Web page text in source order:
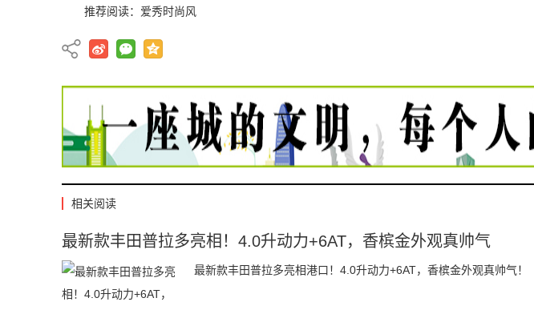
推荐阅读： 爱秀时尚风
相关阅读
最新款丰田普拉多亮相！4.0升动力+6AT，香槟金外观真帅气
最新款丰田普拉多亮相港口！4.0升动力+6AT，香槟金外观真帅气！